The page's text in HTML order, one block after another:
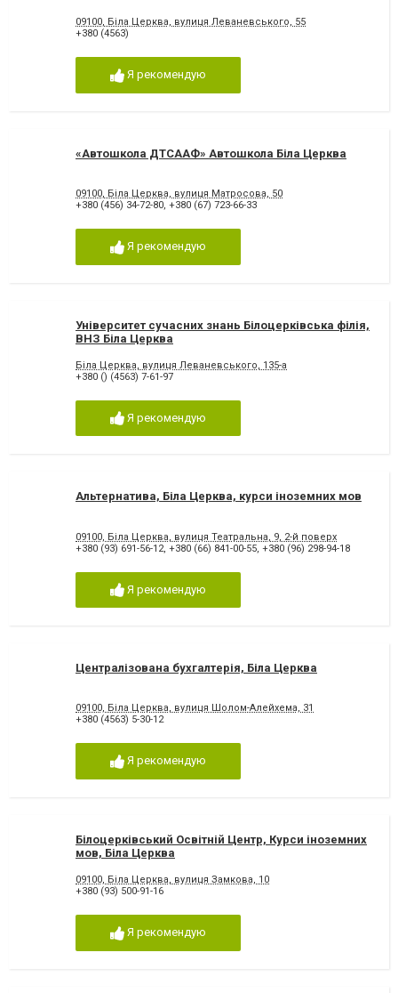
09100, Біла Церква, вулиця Леваневського, 55
+380 (4563)
Я рекомендую
«Автошкола ДТСААФ» Автошкола Біла Церква
09100, Біла Церква, вулиця Матросова, 50
+380 (456) 34-72-80, +380 (67) 723-66-33
Я рекомендую
Університет сучасних знань Білоцерківська філія,
ВНЗ Біла Церква
Біла Церква, вулиця Леваневського, 135-а
+380 () (4563) 7-61-97
Я рекомендую
Альтернатива, Біла Церква, курси іноземних мов
09100, Біла Церква, вулиця Театральна, 9, 2-й поверх
+380 (93) 691-56-12, +380 (66) 841-00-55, +380 (96) 298-94-18
Я рекомендую
Централізована бухгалтерія, Біла Церква
09100, Біла Церква, вулиця Шолом-Алейхема, 31
+380 (4563) 5-30-12
Я рекомендую
Білоцерківський Освітній Центр, Курси іноземних
мов, Біла Церква
09100, Біла Церква, вулиця Замкова, 10
+380 (93) 500-91-16
Я рекомендую